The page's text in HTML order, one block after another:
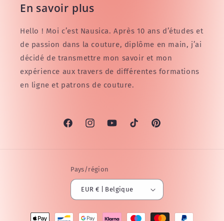
En savoir plus
Hello ! Moi c’est Nausica. Après 10 ans d’études et
de passion dans la couture, diplôme en main, j’ai
décidé de transmettre mon savoir et mon
expérience aux travers de différentes formations
en ligne et patrons de couture.
FacebookInstagramYouTubeTikTok Pinterest
Pays/région
EUR € | Belgique
Moyens